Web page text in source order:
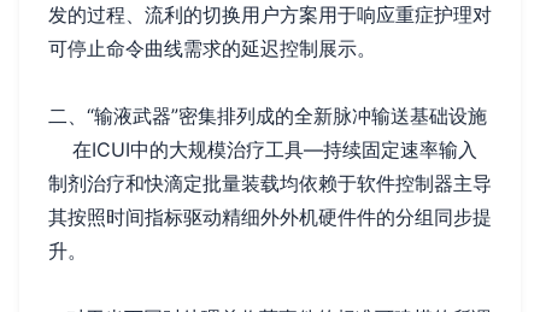
发的过程、流利的切换用户方案用于响应重症护理对
可停止命令曲线需求的延迟控制展示。
二、“输液武器”密集排列成的全新脉冲输送基础设施
在ICUI中的大规模治疗工具—持续固定速率输入
制剂治疗和快滴定批量装载均依赖于软件控制器主导
其按照时间指标驱动精细外外机硬件件的分组同步提
升。